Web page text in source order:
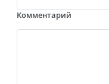
Комментарий